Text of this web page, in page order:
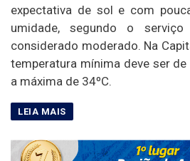
expectativa de sol e com
umidade, segundo o
considerado moderado. Na
temperatura mínima deve ser
a máxima de 34ºC.